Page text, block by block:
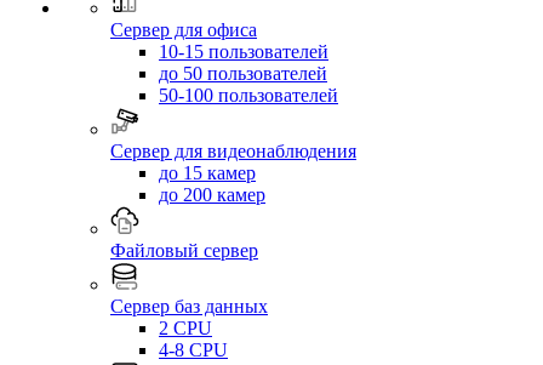
Сервер для офиса
10-15 пользователей
до 50 пользователей
50-100 пользователей
Сервер для видеонаблюдения
до 15 камер
до 200 камер
Файловый сервер
Сервер баз данных
2 CPU
4-8 CPU